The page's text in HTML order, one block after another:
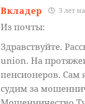
Вкладер 3 лет
Из почты:
Здравствуйте.
union. На
пенсионеров. Сам
судим за